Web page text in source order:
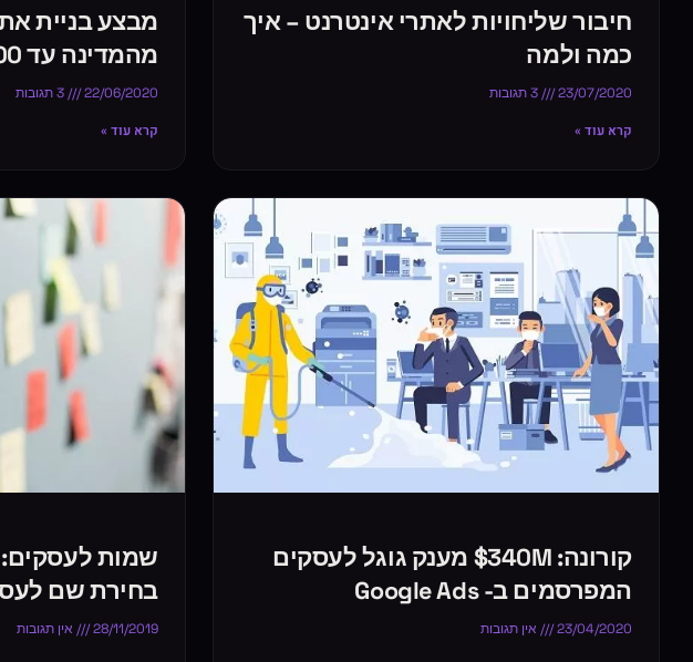
חיבור שליחויות לאתרי אינטרנט – איך
כמה ולמה
23/07/2020
קרא עוד »
מהמדינה עד 5,000 ₪ (!!)
22/06/2020
קרא עוד »
קורונה: 340M$ מענק גוגל לעסקים
המפרסמים ב- Google Ads
23/04/2020 אין תגובות
שמות לעסקים:
בחירת שם
28/11/2019 אין תגובות